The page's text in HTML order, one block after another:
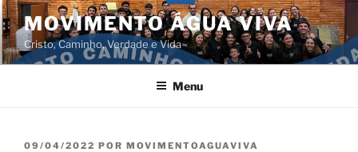
Pular
para
o
conteúdo
MOVIMENTO ÁGUA VIVA
Cristo, Caminho, Verdade e Vida
Menu
PUBLICADO
09/04/2022 POR MOVIMENTOAGUAVIVA